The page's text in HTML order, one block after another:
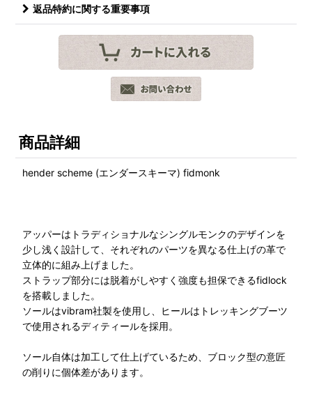
返品特約に関する重要事項
商品詳細
hender scheme (エンダースキーマ) fidmonk
アッパーはトラディショナルなシングルモンクのデザインを
少し浅く設計して、それぞれのパーツを異なる仕上げの革で
立体的に組み上げました。
ストラップ部分には脱着がしやすく強度も担保できるfidlock
を搭載しました。
ソールはvibram社製を使用し、ヒールはトレッキングブーツ
で使用されるディティールを採用。
ソール自体は加工して仕上げているため、ブロック型の意匠
の削りに個体差があります。